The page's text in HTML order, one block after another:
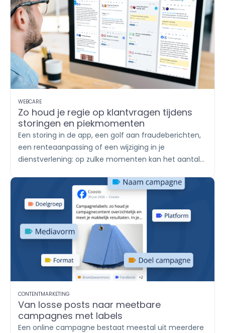
WEBCARE
Zo houd je regie op klantvragen tijdens
storingen en piekmomenten
Een storing in de app, een golf aan fraudeberichten,
een renteaanpassing of een wijziging in je
dienstverlening: op zulke momenten kan het aantal
stuurt een WhatsApp-bericht, een ander reageert
onder een socialmediapost en weer een ander
plaatst een review. MetEngagebreng je alle
berichten samen, verdeel je het werk onder teams
en help je klanten met een duidelijk en consistent
CONTENTMARKETING
Van losse posts naar meetbare
campagnes met labels
Een online campagne bestaat meestal uit meerdere